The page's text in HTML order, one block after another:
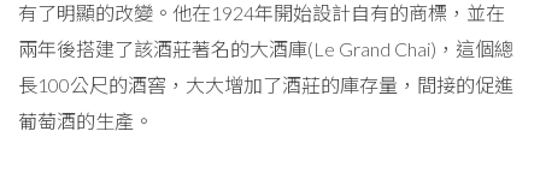
有了明顯的改變。他在1924年開始設計自有的商標，並在
兩年後搭建了該酒莊著名的大酒庫(Le Grand Chai)，這個總
長100公尺的酒窖，大大增加了酒莊的庫存量，間接的促進
葡萄酒的生產。